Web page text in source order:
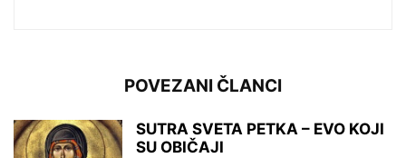
POVEZANI ČLANCI
SUTRA SVETA PETKA – EVO KOJI
SU OBIČAJI